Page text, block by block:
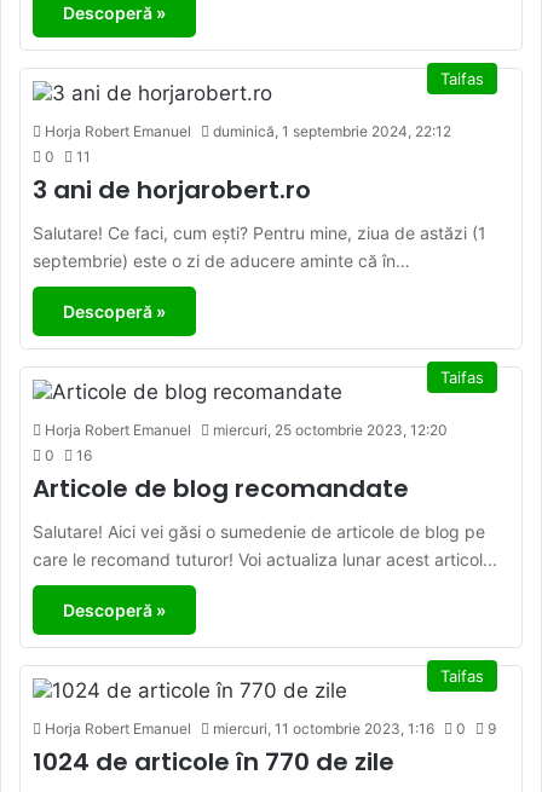
Descoperă »
Taifas
Horja Robert Emanuel
duminică, 1 septembrie 2024, 22:12
0
11
3 ani de horjarobert.ro
Salutare! Ce faci, cum ești? Pentru mine, ziua de astăzi (1
septembrie) este o zi de aducere aminte că în…
Descoperă »
Taifas
Horja Robert Emanuel
miercuri, 25 octombrie 2023, 12:20
0
16
Articole de blog recomandate
Salutare! Aici vei găsi o sumedenie de articole de blog pe
care le recomand tuturor! Voi actualiza lunar acest articol...
Descoperă »
Taifas
Horja Robert Emanuel miercuri, 11 octombrie 2023, 1:16 0 9
1024 de articole în 770 de zile